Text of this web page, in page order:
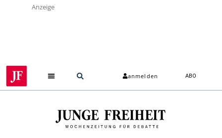
Anzeige
anmelden ABO